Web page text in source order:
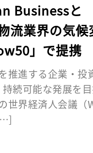
Businessと
流業界の気候
」で提携
推進する企業・投
続可能な発展を
世界経済人会議（